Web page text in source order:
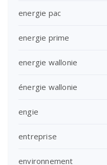
energie pac
energie prime
energie wallonie
énergie wallonie
engie
entreprise
environnement